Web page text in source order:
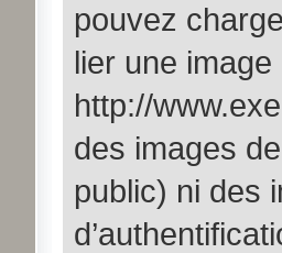
pouvez
lier une
http://
des images
public) ni des